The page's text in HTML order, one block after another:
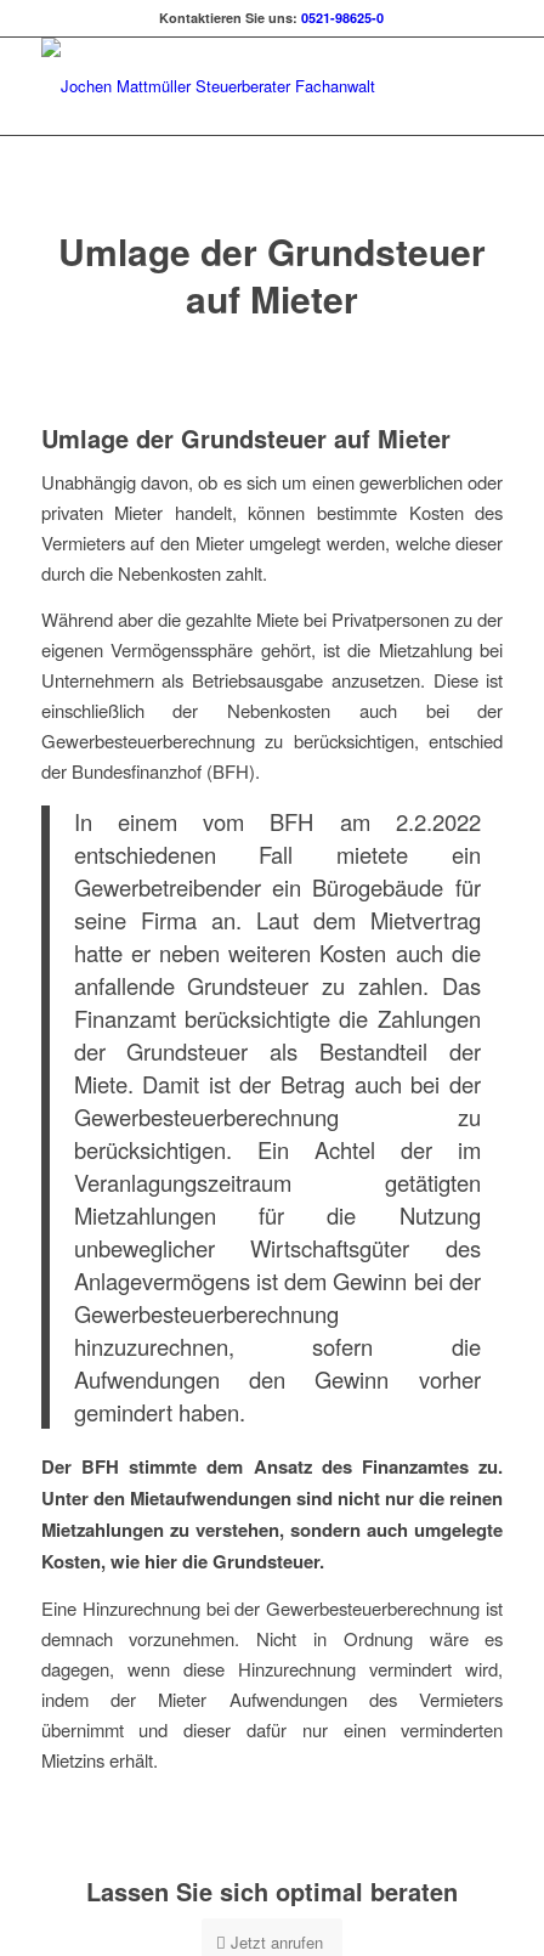
Kontaktieren Sie uns:0521-98625-0
Umlage der Grundsteuer
auf Mieter
Umlage der Grundsteuer auf Mieter
Unabhängig davon, ob es sich um einen gewerblichen oder
privaten Mieter handelt, können bestimmte Kosten des
Vermieters auf den Mieter umgelegt werden, welche dieser
durch die Nebenkosten zahlt.
Während aber die gezahlte Miete bei Privatpersonen zu der
eigenen Vermögenssphäre gehört, ist die Mietzahlung bei
Unternehmern als Betriebsausgabe anzusetzen. Diese ist
einschließlich der Nebenkosten auch bei der
Gewerbesteuerberechnung zu berücksichtigen, entschied
der Bundesfinanzhof (BFH).
In einem vom BFH am 2.2.2022
entschiedenen Fall mietete ein
Gewerbetreibender ein Bürogebäude für
seine Firma an. Laut dem Mietvertrag
hatte er neben weiteren Kosten auch die
anfallende Grundsteuer zu zahlen. Das
Finanzamt berücksichtigte die Zahlungen
der Grundsteuer als Bestandteil der
Miete. Damit ist der Betrag auch bei der
Gewerbesteuerberechnung zu
berücksichtigen. Ein Achtel der im
Veranlagungszeitraum getätigten
Mietzahlungen für die Nutzung
unbeweglicher Wirtschaftsgüter des
Anlagevermögens ist dem Gewinn bei der
Gewerbesteuerberechnung
hinzuzurechnen, sofern die
Aufwendungen den Gewinn vorher
gemindert haben.
Der BFH stimmte dem Ansatz des Finanzamtes zu.
Unter den Mietaufwendungen sind nicht nur die reinen
Mietzahlungen zu verstehen, sondern auch umgelegte
Kosten, wie hier die Grundsteuer.
Eine Hinzurechnung bei der Gewerbesteuerberechnung ist
demnach vorzunehmen. Nicht in Ordnung wäre es
dagegen, wenn diese Hinzurechnung vermindert wird,
indem der Mieter Aufwendungen des Vermieters
übernimmt und dieser dafür nur einen verminderten
Mietzins erhält.
Lassen Sie sich optimal beraten
Jetzt anrufen